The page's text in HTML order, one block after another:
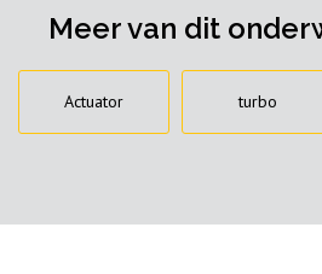
Meer van dit
Actuator turbo